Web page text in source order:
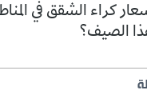
كراء الشقق في
الصيف؟